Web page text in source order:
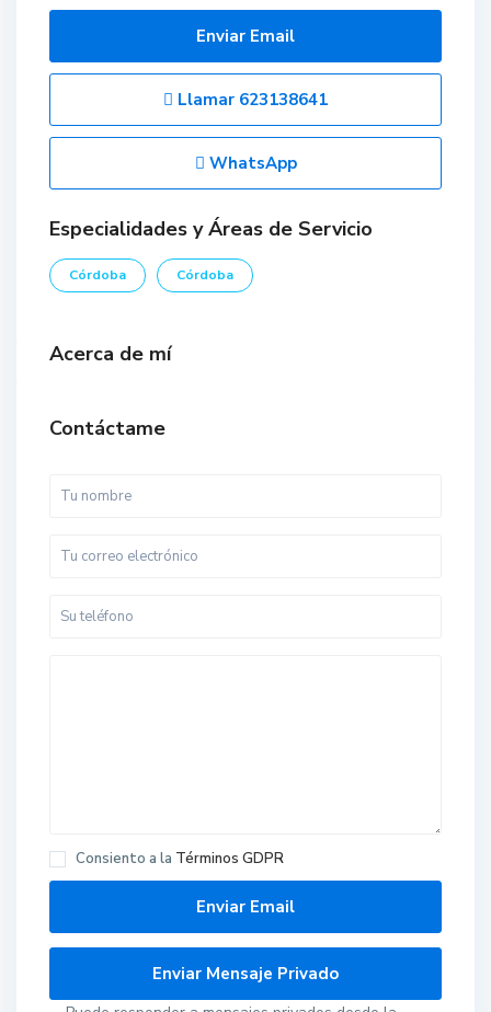
Enviar Email
Llamar 623138641
WhatsApp
Especialidades y Áreas de Servicio
Córdoba Córdoba
Acerca de mí
Contáctame
Consiento a la Términos GDPR